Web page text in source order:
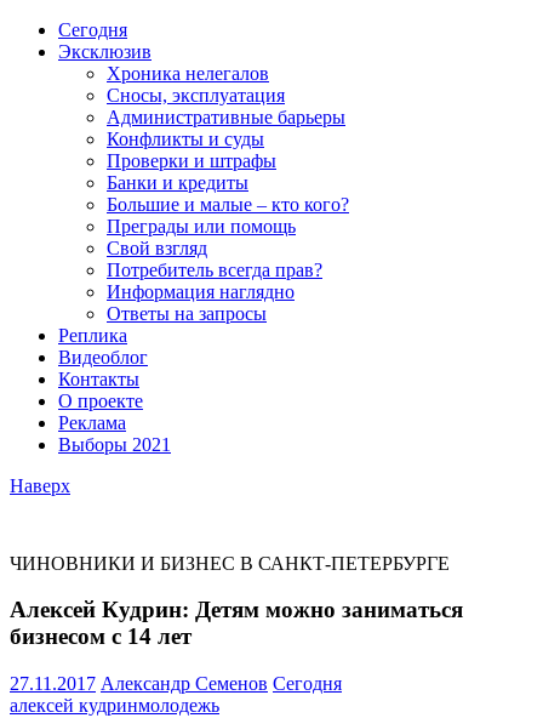
Сегодня
Эксклюзив
Хроника нелегалов
Сносы, эксплуатация
Административные барьеры
Конфликты и суды
Проверки и штрафы
Банки и кредиты
Большие и малые – кто кого?
Преграды или помощь
Свой взгляд
Потребитель всегда прав?
Информация наглядно
Ответы на запросы
Реплика
Видеоблог
Контакты
О проекте
Реклама
Выборы 2021
Наверх
ЧИНОВНИКИ И БИЗНЕС В САНКТ-ПЕТЕРБУРГЕ
Алексей Кудрин: Детям можно заниматься
бизнесом с 14 лет
27.11.2017 Александр Семенов Сегодня
алексей кудринмолодежь